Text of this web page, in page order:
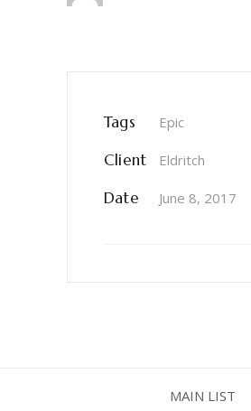
Tags Epic
Client Eldritch
Date June 8, 2017
MAIN LIST